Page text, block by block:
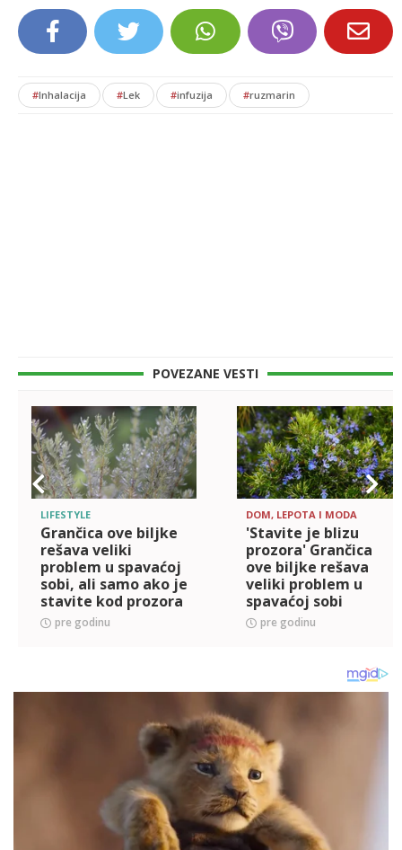
#Inhalacija #Lek #infuzija #ruzmarin
POVEZANE VESTI
LIFESTYLE
Grančica ove biljke
rešava veliki
problem u spavaćoj
sobi, ali samo ako je
stavite kod prozora
pre godinu
DOM, LEPOTA I MODA
'Stavite je blizu
prozora' Grančica
ove biljke rešava
veliki problem u
spavaćoj sobi
pre godinu